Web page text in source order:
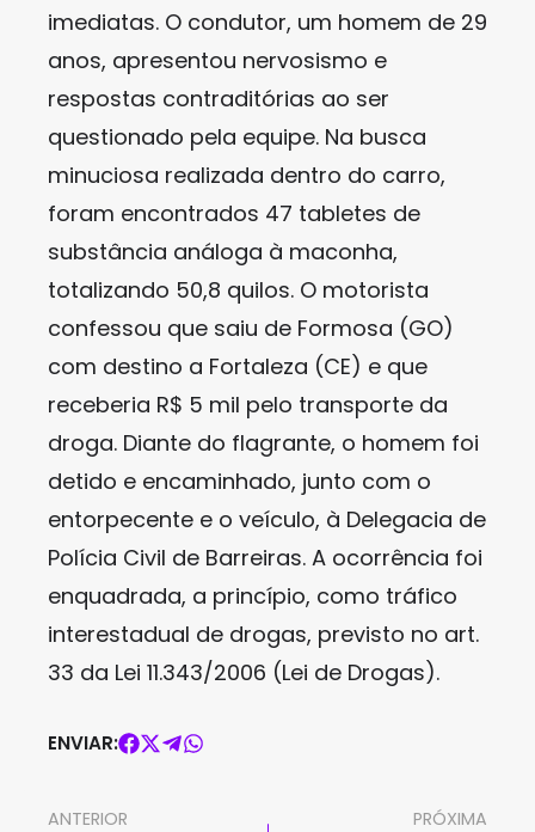
imediatas. O condutor, um homem de 29
anos, apresentou nervosismo e
respostas contraditórias ao ser
questionado pela equipe. Na busca
minuciosa realizada dentro do carro,
foram encontrados 47 tabletes de
substância análoga à maconha,
totalizando 50,8 quilos. O motorista
confessou que saiu de Formosa (GO)
com destino a Fortaleza (CE) e que
receberia R$ 5 mil pelo transporte da
droga. Diante do flagrante, o homem foi
detido e encaminhado, junto com o
entorpecente e o veículo, à Delegacia de
Polícia Civil de Barreiras. A ocorrência foi
enquadrada, a princípio, como tráfico
interestadual de drogas, previsto no art.
33 da Lei 11.343/2006 (Lei de Drogas).
ENVIAR:
ANTERIOR
PRÓXIMA